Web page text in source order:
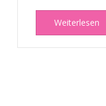
Weiterlesen